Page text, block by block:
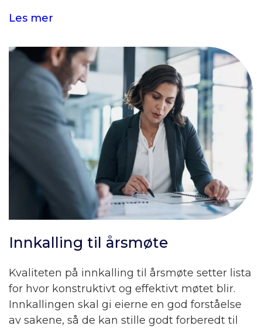
Les mer
Innkalling til årsmøte
Kvaliteten på innkalling til årsmøte setter lista
for hvor konstruktivt og effektivt møtet blir.
Innkallingen skal gi eierne en god forståelse
av sakene, så de kan stille godt forberedt til